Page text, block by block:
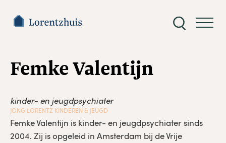
Zoeken
Femke Valentijn
kinder- en jeugdpsychiater
JONG LORENTZ KINDEREN & JEUGD
Femke Valentijn is kinder- en jeugdpsychiater sinds
2004. Zij is opgeleid in Amsterdam bij de Vrije